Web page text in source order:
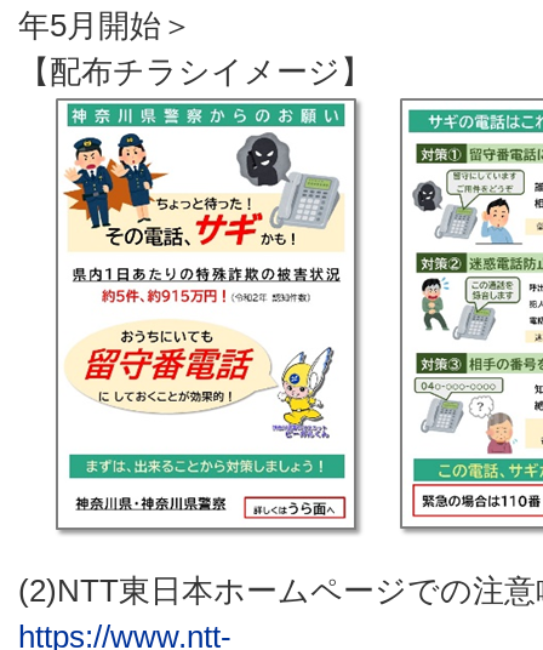
年5月開始＞
【配布チラシイメージ】
(2)NTT東日本ホームページでの注
https://www.ntt-